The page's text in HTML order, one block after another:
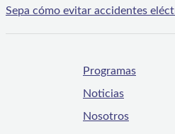
Sepa cómo evitar accidentes
Programas
Noticias
Nosotros